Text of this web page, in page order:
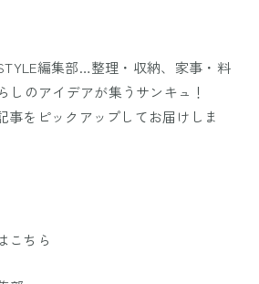
編集部…整理・収納、家事・料
しのアイデアが集うサンキュ！
事をピックアップしてお届けしま
こちら